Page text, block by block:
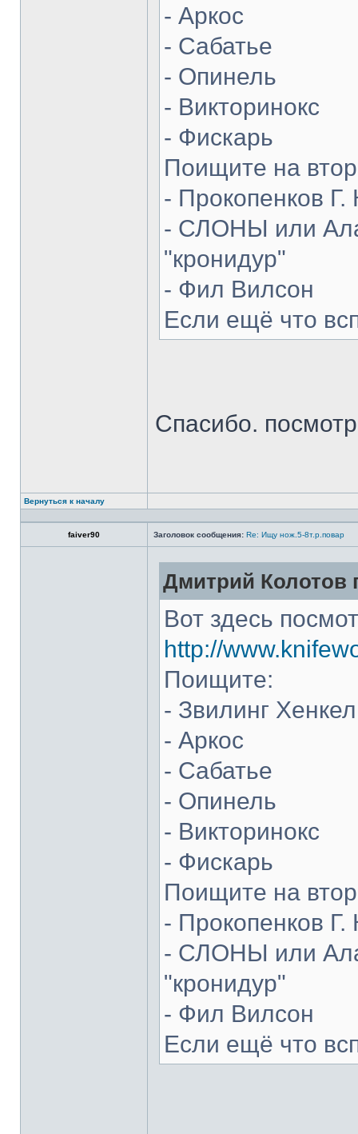
- Аркос
- Сабатье
- Опинель
- Викторинокс
- Фискарь
Поищите на
- Прокопенков Г.
- СЛОНЫ или
"кронидур"
- Фил Вилсон
Если ещё что
Спасибо.
Вернуться к началу
faiver90 Заголовок сообщения: Re: Ищу нож.5-8т.р.повар
Дмитрий Колотов
Вот здесь
http://
Поищите:
- Звилинг
- Аркос
- Сабатье
- Опинель
- Викторинокс
- Фискарь
Поищите на
- Прокопенков Г.
- СЛОНЫ или
"кронидур"
- Фил Вилсон
Если ещё что